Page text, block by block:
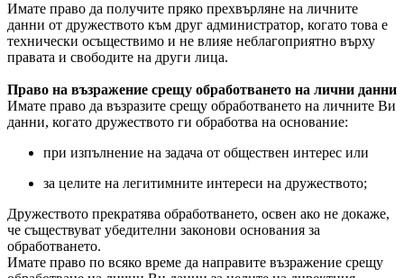
Имате право да получите пряко прехвърляне на личните
данни от дружеството към друг администратор, когато това е
технически осъществимо и не влияе неблагоприятно върху
правата и свободите на други лица.
Право на възражение срещу обработването на лични данни
Имате право да възразите срещу обработването на личните Ви
данни, когато дружеството ги обработва на основание:
при изпълнение на задача от обществен интерес или
за целите на легитимните интереси на дружеството;
Дружеството прекратява обработването, освен ако не докаже,
че съществуват убедителни законови основания за
обработването.
Имате право по всяко време да направите възражение срещу